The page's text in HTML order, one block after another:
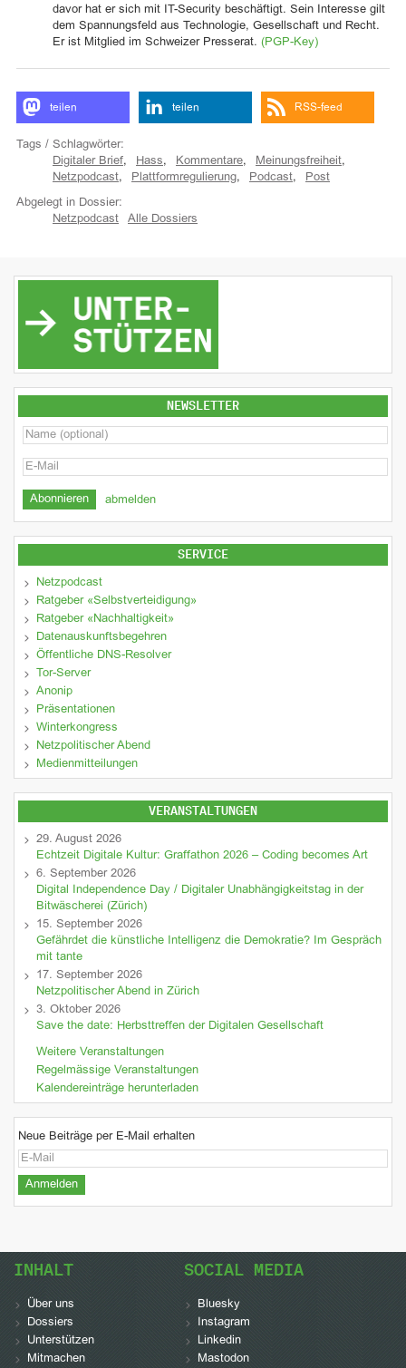
davor hat er sich mit IT-Security beschäftigt. Sein Interesse gilt
dem Spannungsfeld aus Technologie, Gesellschaft und Recht.
Er ist Mitglied im Schweizer Presserat. (PGP-Key)
teilen teilen RSS-feed
Tags / Schlagwörter:
Digitaler Brief, Hass, Kommentare, Meinungsfreiheit,
Netzpodcast, Plattformregulierung, Podcast, Post
Abgelegt in Dossier:
Netzpodcast
Alle Dossiers
NEWSLETTER
abmelden
SERVICE
Netzpodcast
Ratgeber «Selbstverteidigung»
Ratgeber «Nachhaltigkeit»
Datenauskunftsbegehren
Öffentliche DNS-Resolver
Tor-Server
Anonip
Präsentationen
Winterkongress
Netzpolitischer Abend
Medienmitteilungen
VERANSTALTUNGEN
29. August 2026
Echtzeit Digitale Kultur: Graffathon 2026 – Coding becomes Art
6. September 2026
Digital Independence Day / Digitaler Unabhängigkeitstag in der
Bitwäscherei (Zürich)
15. September 2026
Gefährdet die künstliche Intelligenz die Demokratie? Im Gespräch
mit tante
17. September 2026
Netzpolitischer Abend in Zürich
3. Oktober 2026
Save the date: Herbsttreffen der Digitalen Gesellschaft
Weitere Veranstaltungen
Regelmässige Veranstaltungen
Kalendereinträge herunterladen
Neue Beiträge per E-Mail erhalten
INHALT
Über uns
Dossiers
Unterstützen
Mitmachen
SOCIAL MEDIA
Bluesky
Instagram
Linkedin
Mastodon